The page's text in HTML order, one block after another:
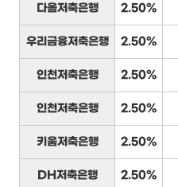
다올저축은행 2.50%
우리금융저축은행 2.50%
인천저축은행 2.50%
인천저축은행 2.50%
키움저축은행 2.50%
DH저축은행 2.50%